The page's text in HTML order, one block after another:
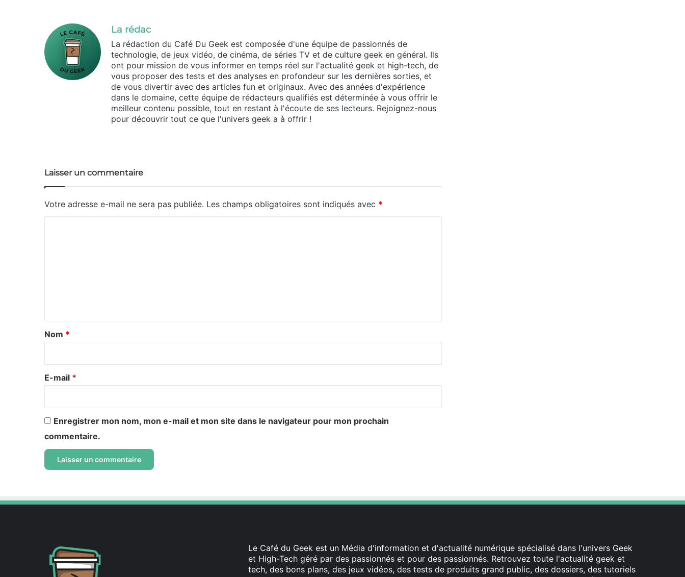
La rédac
La rédaction du Café Du Geek est composée d'une équipe de passionnés de
technologie, de jeux vidéo, de cinéma, de séries TV et de culture geek en général. Ils
ont pour mission de vous informer en temps réel sur l'actualité geek et high-tech, de
vous proposer des tests et des analyses en profondeur sur les dernières sorties, et
de vous divertir avec des articles fun et originaux. Avec des années d'expérience
dans le domaine, cette équipe de rédacteurs qualifiés est déterminée à vous offrir le
meilleur contenu possible, tout en restant à l'écoute de ses lecteurs. Rejoignez-nous
pour découvrir tout ce que l'univers geek a à offrir !
Laisser un commentaire
Votre adresse e-mail ne sera pas publiée. Les champs obligatoires sont indiqués avec *
a
r
e
Nom *
E-mail *
Enregistrer mon nom, mon e-mail et mon site dans le navigateur pour mon prochain
commentaire.
Le Café du Geek est un Média d'information et d'actualité numérique spécialisé dans l'univers Geek
et High-Tech géré par des passionnés et pour des passionnés. Retrouvez toute l'actualité geek et
tech, des bons plans, des jeux vidéos, des tests de produits grand public, des dossiers, des tutoriels